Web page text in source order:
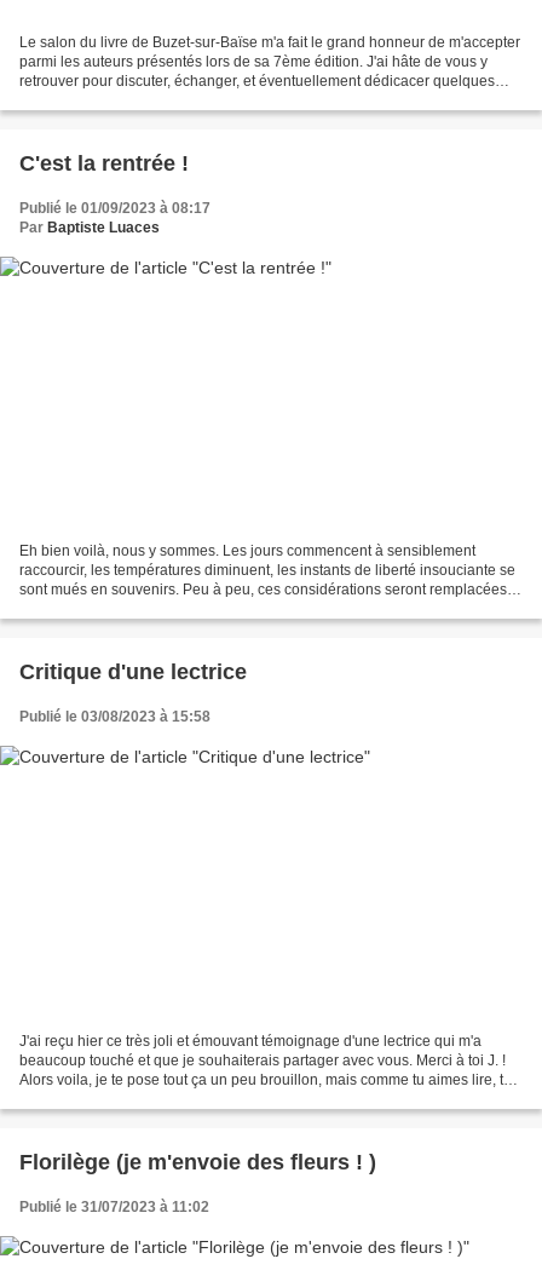
Le salon du livre de Buzet-sur-Baïse m'a fait le grand honneur de m'accepter
parmi les auteurs présentés lors de sa 7ème édition. J'ai hâte de vous y
retrouver pour discuter, échanger, et éventuellement dédicacer quelques
C'est la rentrée !
Publié le 01/09/2023 à 08:17
Par Baptiste Luaces
Eh bien voilà, nous y sommes. Les jours commencent à sensiblement
raccourcir, les températures diminuent, les instants de liberté insouciante se
sont mués en souvenirs. Peu à peu, ces considérations seront remplacées
Critique d'une lectrice
Publié le 03/08/2023 à 15:58
J'ai reçu hier ce très joli et émouvant témoignage d'une lectrice qui m'a
beaucoup touché et que je souhaiterais partager avec vous. Merci à toi J. !
Alors voila, je te pose tout ça un peu brouillon, mais comme tu aimes lire, tu
Florilège (je m'envoie des fleurs ! )
Publié le 31/07/2023 à 11:02